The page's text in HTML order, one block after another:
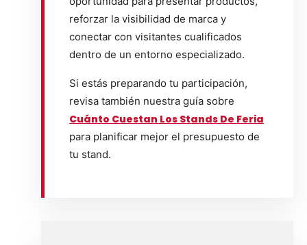
reforzar la visibilidad de marca y
conectar con visitantes cualificados
dentro de un entorno especializado.
Si estás preparando tu participación,
revisa también nuestra guía sobre
Cuánto Cuestan Los Stands De Feria
para planificar mejor el presupuesto de
tu stand.